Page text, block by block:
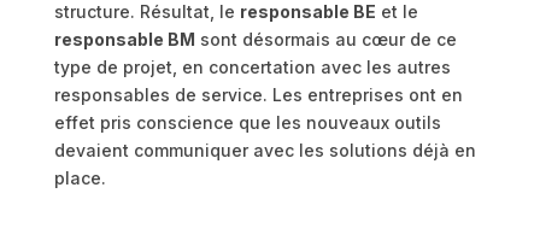
structure. Résultat, le responsable BE et le
responsable BM sont désormais au cœur de ce
type de projet, en concertation avec les autres
responsables de service. Les entreprises ont en
effet pris conscience que les nouveaux outils
devaient communiquer avec les solutions déjà en
place.